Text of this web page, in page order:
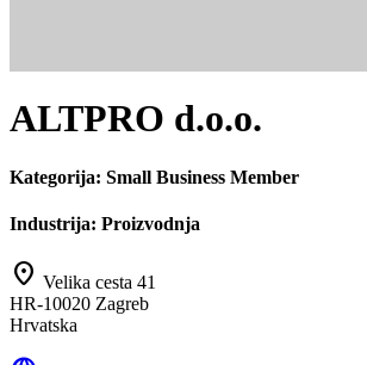
ALTPRO d.o.o.
Kategorija: Small Business Member
Industrija: Proizvodnja
location_on Velika cesta 41
HR-10020 Zagreb
Hrvatska